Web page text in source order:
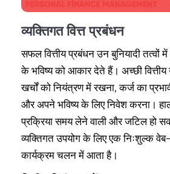
व्यक्तिगत वित्त प्रबंधन
सफल वित्तीय प्रबंधन उन बुनियादी तत्वों
के भविष्य को आकार देते हैं। अच्छी
खर्चों को नियंत्रण में रखना, कर्ज का
और अपने भविष्य के लिए निवेश करना।
प्रक्रिया समय लेने वाली और जटिल हो
व्यक्तिगत उपयोग के लिए एक निःशुल्क
कार्यक्रम चलन में आता है।